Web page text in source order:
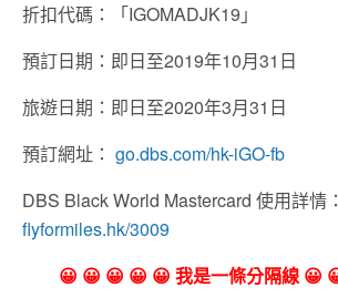
折扣代碼：「IGOMADJK19」
預訂日期：即日至2019年10月31日
旅遊日期：即日至2020年3月31日
預訂網址： go.dbs.com/hk-iGO-fb
DBS Black World Mastercard 使用詳情：
flyformiles.hk/3009
😀 😀 😀 😀 😀 我是一條分隔線 😀